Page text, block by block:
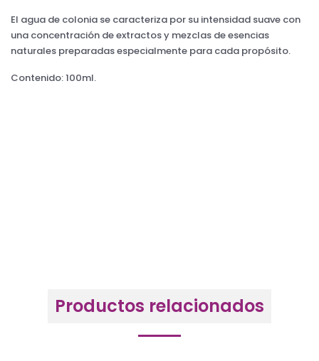
El agua de colonia se caracteriza por su intensidad suave con
una concentración de extractos y mezclas de esencias
naturales preparadas especialmente para cada propósito.
Contenido: 100ml.
Productos relacionados